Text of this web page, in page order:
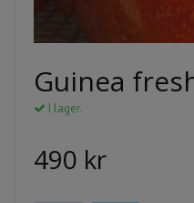
Guinea
I lager.
490 kr